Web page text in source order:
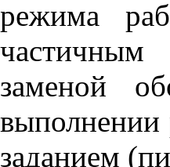
режима
заменой
выполнении
заданием